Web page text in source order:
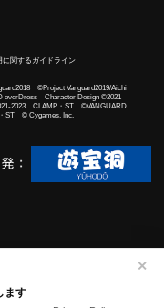
ます
✕
に関するガイドライン
©Project Vanguard2019/Aichi
overDress Character Design ©2021
2023 CLAMP・ST ©VANGUARD
ST © Cygames, Inc.